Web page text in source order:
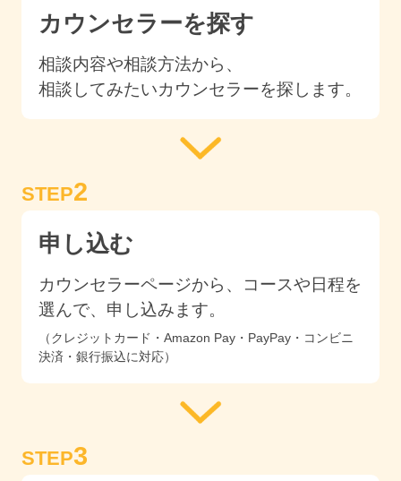
カウンセラーを探す
相談内容や相談方法から、
相談してみたいカウンセラーを探します。
STEP2
申し込む
カウンセラーページから、コースや日程を
選んで、申し込みます。
（クレジットカード・Amazon Pay・PayPay・コンビニ
決済・銀行振込に対応）
STEP3